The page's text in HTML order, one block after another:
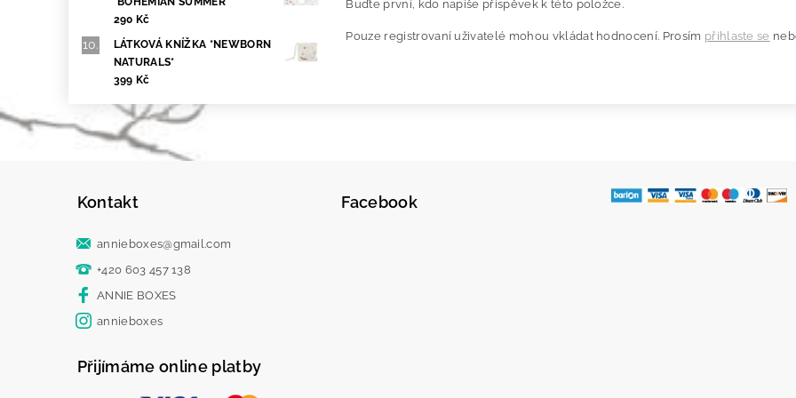
290 Kč
LÁTKOVÁ KNÍŽKA *NEWBORN
NATURALS*
399 Kč
Buďte první, kdo napíše příspěvek k této položce.
Pouze registrovaní uživatelé mohou vkládat hodnocení. Prosím přihlaste se
Kontakt
annieboxes@gmail.com
+420 603 457 138
ANNIE BOXES
annieboxes
Facebook
Přijímáme online platby